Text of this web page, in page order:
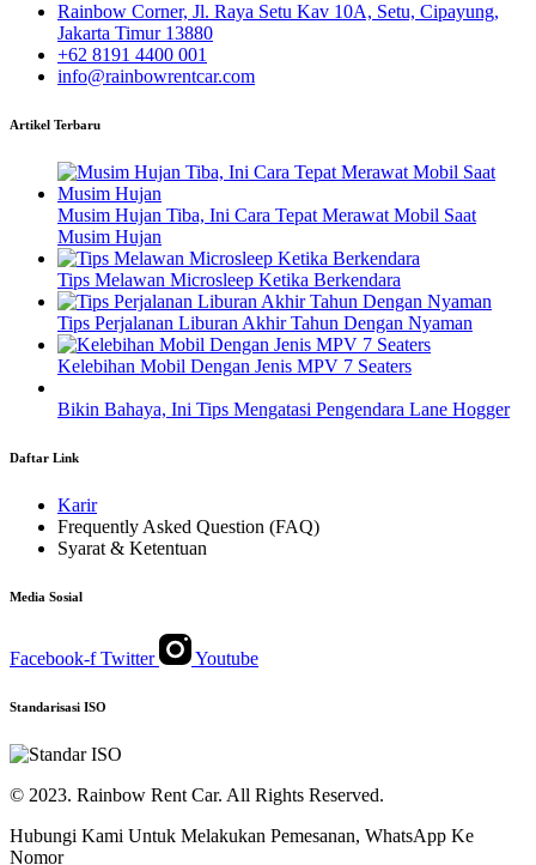
Rainbow Corner, Jl. Raya Setu Kav 10A, Setu, Cipayung,
Jakarta Timur 13880
+62 8191 4400 001
info@rainbowrentcar.com
Artikel Terbaru
Musim Hujan Tiba, Ini Cara Tepat Merawat Mobil Saat
Musim Hujan
Tips Melawan Microsleep Ketika Berkendara
Tips Perjalanan Liburan Akhir Tahun Dengan Nyaman
Kelebihan Mobil Dengan Jenis MPV 7 Seaters
Bikin Bahaya, Ini Tips Mengatasi Pengendara Lane Hogger
Daftar Link
Karir
Frequently Asked Question (FAQ)
Syarat & Ketentuan
Media Sosial
Facebook-f Twitter Youtube
Standarisasi ISO
© 2023. Rainbow Rent Car. All Rights Reserved.
Hubungi Kami Untuk Melakukan Pemesanan, WhatsApp Ke
Nomor